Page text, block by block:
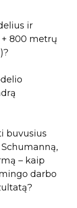
ir
800 metrų
buvusius
– kaip
darbo